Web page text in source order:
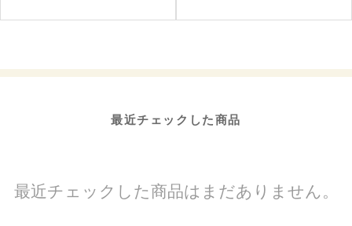
最近チェックした商品
最近チェックした商品はまだありません。